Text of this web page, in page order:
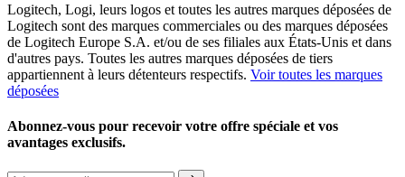
Logitech, Logi, leurs logos et toutes les autres marques déposées de
Logitech sont des marques commerciales ou des marques déposées
de Logitech Europe S.A. et/ou de ses filiales aux États-Unis et dans
d'autres pays. Toutes les autres marques déposées de tiers
appartiennent à leurs détenteurs respectifs. Voir toutes les marques
déposées
Abonnez-vous pour recevoir votre offre spéciale et vos
avantages exclusifs.